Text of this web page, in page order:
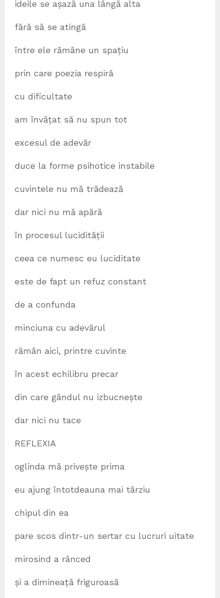
ideile se așază una lângă alta
fără să se atingă
între ele rămâne un spațiu
prin care poezia respiră
cu dificultate
am învățat să nu spun tot
excesul de adevăr
duce la forme psihotice instabile
cuvintele nu mă trădează
dar nici nu mă apără
în procesul lucidității
ceea ce numesc eu luciditate
este de fapt un refuz constant
de a confunda
minciuna cu adevărul
rămân aici, printre cuvinte
în acest echilibru precar
din care gândul nu izbucnește
dar nici nu tace
REFLEXIA
oglinda mă privește prima
eu ajung întotdeauna mai târziu
chipul din ea
pare scos dintr-un sertar cu lucruri uitate
mirosind a rânced
și a dimineață friguroasă